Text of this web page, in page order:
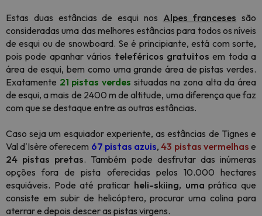
Estas duas estâncias de esqui nos Alpes franceses são
consideradas uma das melhores estâncias para todos os níveis
de esqui ou de snowboard. Se é principiante, está com sorte,
pois pode apanhar vários teleféricos gratuitos em toda a
área de esqui, bem como uma grande área de pistas verdes.
Exatamente 21 pistas verdes situadas na zona alta da área
de esqui, a mais de 2400 m de altitude, uma diferença que faz
com que se destaque entre as outras estâncias.
Caso seja um esquiador experiente, as estâncias de Tignes e
Val d'Isère oferecem 67 pistas azuis,43 pistas vermelhas e
24 pistas pretas. Também pode desfrutar das inúmeras
opções fora de pista oferecidas pelos 10.000 hectares
esquiáveis. Pode até praticar heli-skiing, uma prática que
consiste em subir de helicóptero, procurar uma colina para
aterrar e depois descer as pistas virgens.